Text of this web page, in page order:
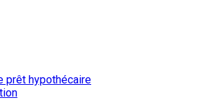
prêt hypothécaire